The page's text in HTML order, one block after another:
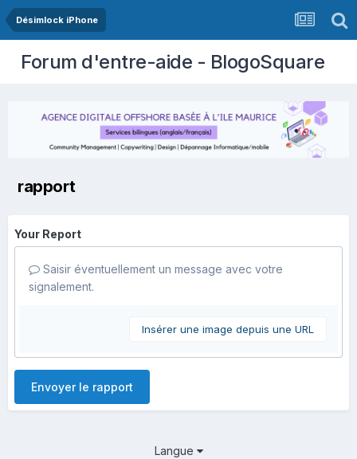
Désimlock iPhone
Forum d'entre-aide - BlogoSquare
rapport
Your Report
Saisir éventuellement un message avec votre
signalement.
Insérer une image depuis une URL
Envoyer le rapport
Langue